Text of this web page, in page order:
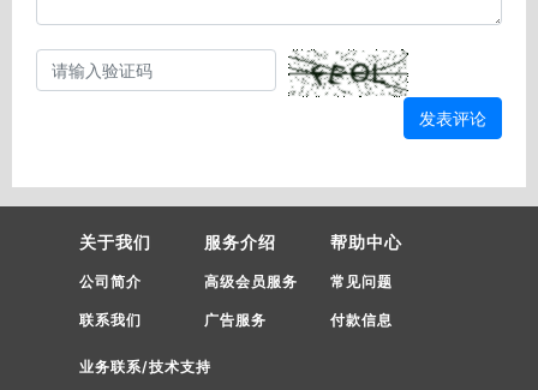
发表评论
关于我们
公司简介
联系我们
服务介绍
高级会员服务
广告服务
帮助中心
常见问题
付款信息
业务联系/技术支持